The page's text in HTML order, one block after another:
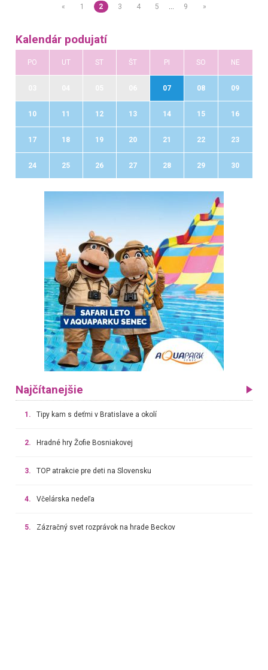
« 1 2 3 4 5 9 »
Kalendár podujatí
PO UT ST ŠT PI SO NE
07 08 09
10 11 12 13 14 15 16
17 18 19 20 21 22 23
24 25 26 27 28 29 30
Najčítanejšie
1. Tipy kam s deťmi v Bratislave a okolí
2. Hradné hry Žofie Bosniakovej
3. TOP atrakcie pre deti na Slovensku
4. Včelárska nedeľa
5. Zázračný svet rozprávok na hrade Beckov